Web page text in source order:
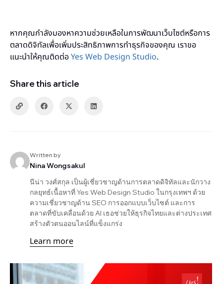
หากคุณกำลังมองหาความช่วยเหลือในการพัฒนาเว็บไซต์หรือการ
ตลาดดิจิทัลเพื่อเพิ่มประสิทธิภาพการทำธุรกิจของคุณ เราขอ
แนะนำให้คุณติดต่อYes Web Design Studio.
Share this article
Written by
Nina Wongsakul
นีน่า วงศ์สกุล เป็นผู้เชี่ยวชาญด้านการตลาดดิจิทัลและนักวาง
กลยุทธ์เนื้อหาที่ Yes Web Design Studio ในกรุงเทพฯ ด้วย
ความเชี่ยวชาญด้าน SEO การออกแบบเว็บไซต์ และการ
ตลาดที่ขับเคลื่อนด้วย AI เธอช่วยให้ธุรกิจไทยและต่างประเทศ
สร้างตัวตนออนไลน์ที่แข็งแกร่ง
Learn more